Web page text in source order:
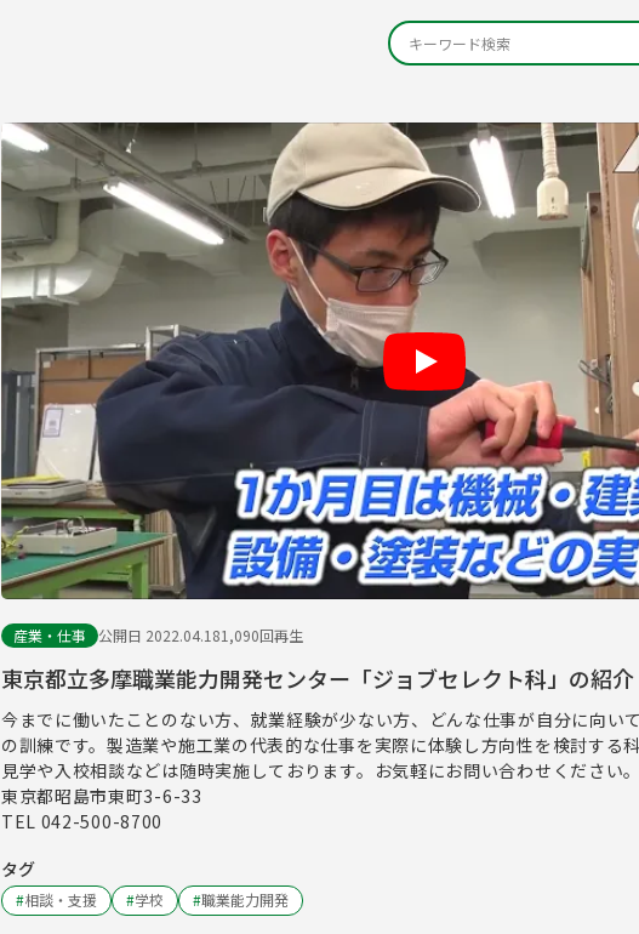
Play
産業・仕事 公開日 2022.04.181,090回再生
東京都立多摩職業能力開発センター「ジョブセレクト科」の紹介
今までに働いたことのない方、就業経験が少ない方、どんな仕事が自分に向い
の訓練です。製造業や施工業の代表的な仕事を実際に体験し方向性を検討する科
見学や入校相談などは随時実施しております。お気軽にお問い合わせください。
東京都昭島市東町3-6-33
TEL 042-500-8700
タグ
#相談・支援 #学校 #職業能力開発